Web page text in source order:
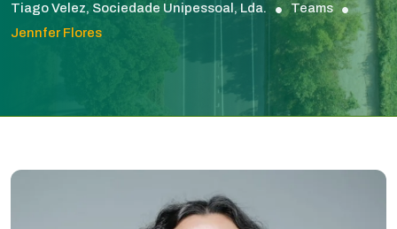
Tiago Velez, Sociedade Unipessoal, Lda.
Teams
Jennfer Flores